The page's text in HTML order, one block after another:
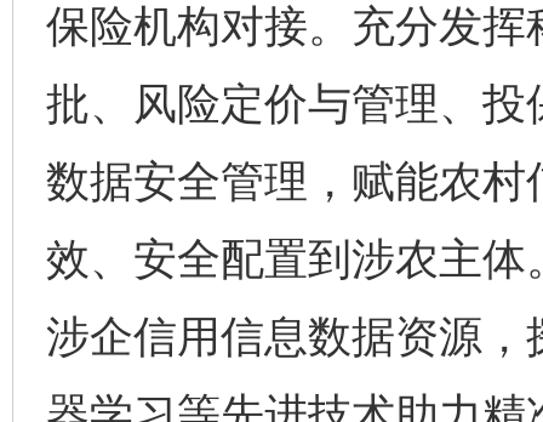
保险机构对接。充分发挥
批、风险定价与管理、
数据安全管理，赋能农
效、安全配置到涉农主
涉企信用信息数据资源